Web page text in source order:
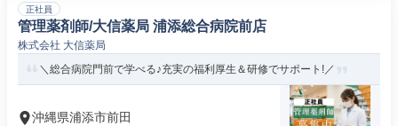
正社員
管理薬剤師/大信薬局 浦添総合病院前店
株式会社 大信薬局
＼総合病院門前で学べる♪充実の福利厚生＆研修でサポート!／
沖縄県浦添市前田